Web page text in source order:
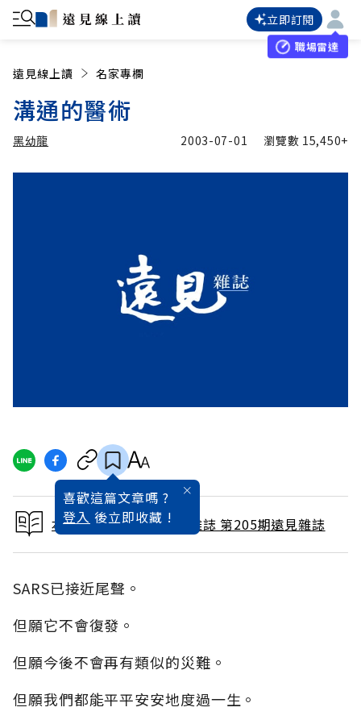
立即訂閱
職場雷達
遠見線上讀 名家專欄
溝通的醫術
黑幼龍 2003-07-01 瀏覽數 15,450+
喜歡這篇文章嗎 ?
登入 後立即收藏 !
本文出自 2003 / 7月號雜誌 第205期遠見雜誌
SARS已接近尾聲。
但願它不會復發。
但願今後不會再有類似的災難。
但願我們都能平平安安地度過一生。